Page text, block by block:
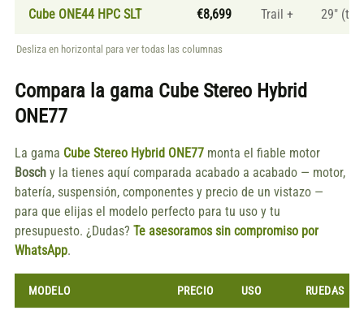
Cube ONE44 HPC SLT €8,699 Trail + 29"
Desliza en horizontal para ver todas las columnas
Compara la gama Cube Stereo Hybrid
ONE77
La gama Cube Stereo Hybrid ONE77monta el fiable motor
Boschy la tienes aquí comparada acabado a acabado — motor,
batería, suspensión, componentes y precio de un vistazo —
para que elijas el modelo perfecto para tu uso y tu
presupuesto. ¿Dudas? Te asesoramos sin compromiso por
WhatsApp.
MODELO PRECIO USO RUEDAS